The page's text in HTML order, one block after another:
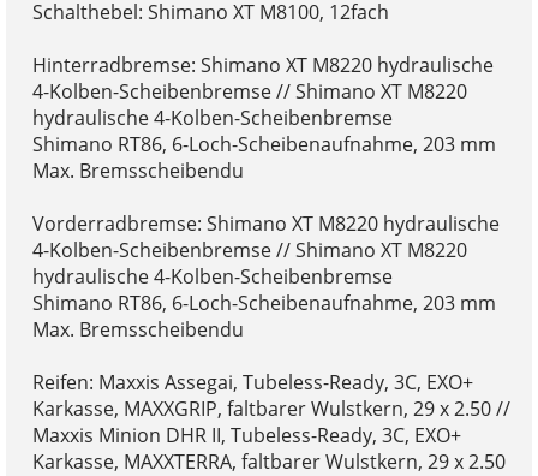
Schalthebel: Shimano XT M8100, 12fach
Hinterradbremse: Shimano XT M8220 hydraulische
4-Kolben-Scheibenbremse // Shimano XT M8220
hydraulische 4-Kolben-Scheibenbremse
Shimano RT86, 6-Loch-Scheibenaufnahme, 203 mm
Max. Bremsscheibendu
Vorderradbremse: Shimano XT M8220 hydraulische
4-Kolben-Scheibenbremse // Shimano XT M8220
hydraulische 4-Kolben-Scheibenbremse
Shimano RT86, 6-Loch-Scheibenaufnahme, 203 mm
Max. Bremsscheibendu
Reifen: Maxxis Assegai, Tubeless-Ready, 3C, EXO+
Karkasse, MAXXGRIP, faltbarer Wulstkern, 29 x 2.50 //
Maxxis Minion DHR II, Tubeless-Ready, 3C, EXO+
Karkasse, MAXXTERRA, faltbarer Wulstkern, 29 x 2.50